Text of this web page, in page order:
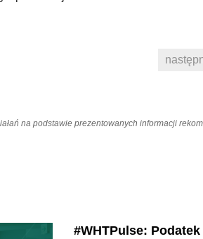
na podstawie prezentowanych informacji
#WHTPulse: Podatek